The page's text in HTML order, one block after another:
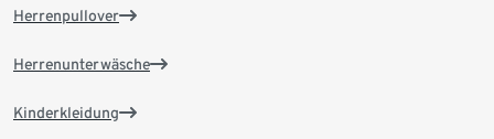
Herrenpullover
Herrenunterwäsche
Kinderkleidung